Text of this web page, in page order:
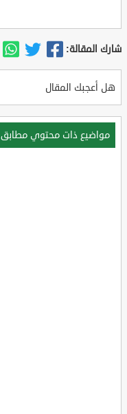
شارك المقالة:
هل أعجبك المقال
مواضيع ذات محتوي مطابق